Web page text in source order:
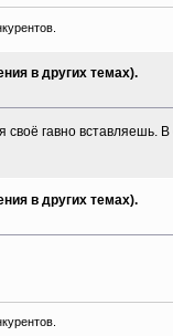
в других темах).
гавно вставляешь. В
в других темах).